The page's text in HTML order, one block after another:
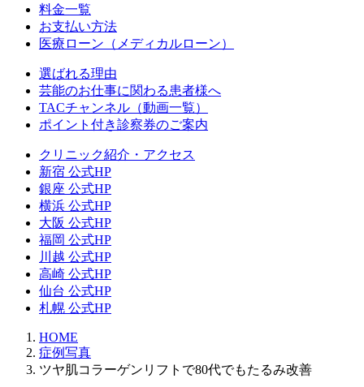
料金一覧
お支払い方法
医療ローン（メディカルローン）
選ばれる理由
芸能のお仕事に関わる患者様へ
TACチャンネル（動画一覧）
ポイント付き診察券のご案内
クリニック紹介・アクセス
新宿 公式HP
銀座 公式HP
横浜 公式HP
大阪 公式HP
福岡 公式HP
川越 公式HP
高崎 公式HP
仙台 公式HP
札幌 公式HP
HOME
症例写真
ツヤ肌コラーゲンリフトで80代でもたるみ改善